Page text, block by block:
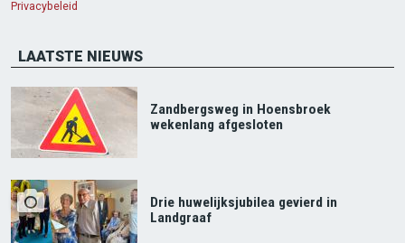
Privacybeleid
LAATSTE NIEUWS
Zandbergsweg in Hoensbroek
wekenlang afgesloten
Drie huwelijksjubilea gevierd in
Landgraaf